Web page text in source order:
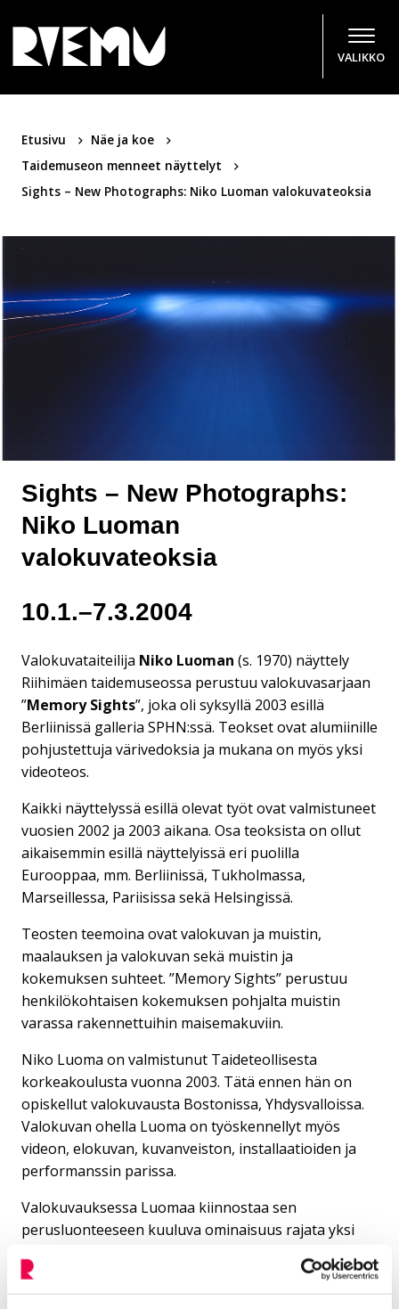
VALIKKO
Etusivu
Näe ja koe
Taidemuseon menneet näyttelyt
Sights – New Photographs: Niko Luoman valokuvateoksia
Sights – New Photographs:
Niko Luoman
valokuvateoksia
10.1.–7.3.2004
Valokuvataiteilija Niko Luoman (s. 1970) näyttely
Riihimäen taidemuseossa perustuu valokuvasarjaan
”Memory Sights”, joka oli syksyllä 2003 esillä
Berliinissä galleria SPHN:ssä. Teokset ovat alumiinille
pohjustettuja värivedoksia ja mukana on myös yksi
videoteos.
Kaikki näyttelyssä esillä olevat työt ovat valmistuneet
vuosien 2002 ja 2003 aikana. Osa teoksista on ollut
aikaisemmin esillä näyttelyissä eri puolilla
Eurooppaa, mm. Berliinissä, Tukholmassa,
Marseillessa, Pariisissa sekä Helsingissä.
Teosten teemoina ovat valokuvan ja muistin,
maalauksen ja valokuvan sekä muistin ja
kokemuksen suhteet. ”Memory Sights” perustuu
henkilökohtaisen kokemuksen pohjalta muistin
varassa rakennettuihin maisemakuviin.
Niko Luoma on valmistunut Taideteollisesta
korkeakoulusta vuonna 2003. Tätä ennen hän on
opiskellut valokuvausta Bostonissa, Yhdysvalloissa.
Valokuvan ohella Luoma on työskennellyt myös
videon, elokuvan, kuvanveiston, installaatioiden ja
performanssin parissa.
Valokuvauksessa Luomaa kiinnostaa sen
perusluonteeseen kuuluva ominaisuus rajata yksi
informaatio kuvan ulkopuolelle. Niko Luoman
teokset ovatkin vasta lähtökohta syvempään